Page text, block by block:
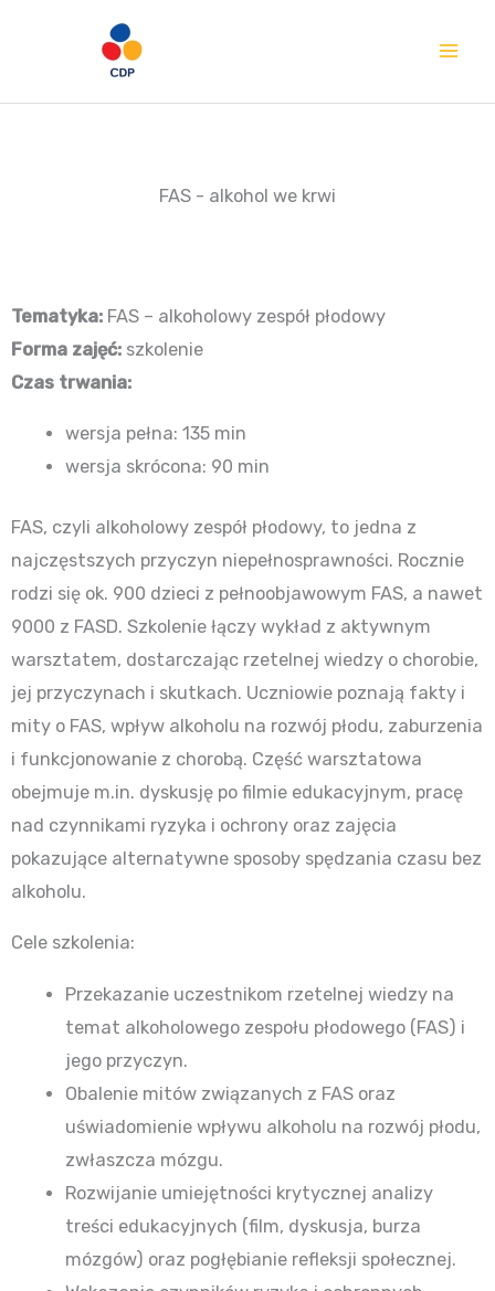
FAS - alkohol we krwi
Tematyka: FAS – alkoholowy zespół płodowy
Forma zajęć: szkolenie
Czas trwania:
wersja pełna: 135 min
wersja skrócona: 90 min
FAS, czyli alkoholowy zespół płodowy, to jedna z
najczęstszych przyczyn niepełnosprawności. Rocznie
rodzi się ok. 900 dzieci z pełnoobjawowym FAS, a nawet
9000 z FASD. Szkolenie łączy wykład z aktywnym
warsztatem, dostarczając rzetelnej wiedzy o chorobie,
jej przyczynach i skutkach. Uczniowie poznają fakty i
mity o FAS, wpływ alkoholu na rozwój płodu, zaburzenia
i funkcjonowanie z chorobą. Część warsztatowa
obejmuje m.in. dyskusję po filmie edukacyjnym, pracę
nad czynnikami ryzyka i ochrony oraz zajęcia
pokazujące alternatywne sposoby spędzania czasu bez
alkoholu.
Cele szkolenia:
Przekazanie uczestnikom rzetelnej wiedzy na
temat alkoholowego zespołu płodowego (FAS) i
jego przyczyn.
Obalenie mitów związanych z FAS oraz
uświadomienie wpływu alkoholu na rozwój płodu,
zwłaszcza mózgu.
Rozwijanie umiejętności krytycznej analizy
treści edukacyjnych (film, dyskusja, burza
mózgów) oraz pogłębianie refleksji społecznej.